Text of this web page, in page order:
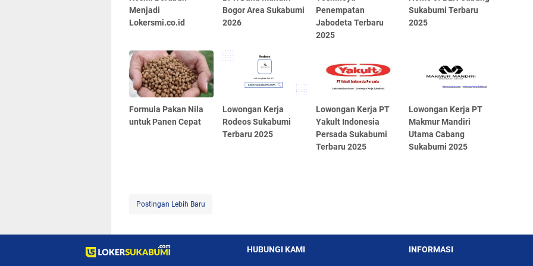
Menjadi
Lokersmi.co.id
Bogor Area Sukabumi
2026
Penempatan
Jabodeta Terbaru
2025
Sukabumi Terbaru
2025
Formula Pakan Nila
untuk Panen Cepat
Lowongan Kerja
Rodeos Sukabumi
Terbaru 2025
Lowongan Kerja PT
Yakult Indonesia
Persada Sukabumi
Terbaru 2025
Lowongan Kerja PT
Makmur Mandiri
Utama Cabang
Sukabumi 2025
Postingan Lebih Baru
HUBUNGI KAMI INFORMASI